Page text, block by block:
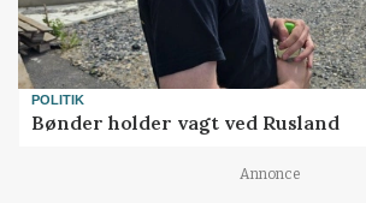
POLITIK
Bønder holder vagt ved Rusland
Annonce